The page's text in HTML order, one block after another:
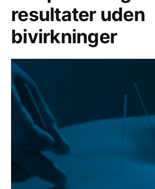
resultater uden
bivirkninger